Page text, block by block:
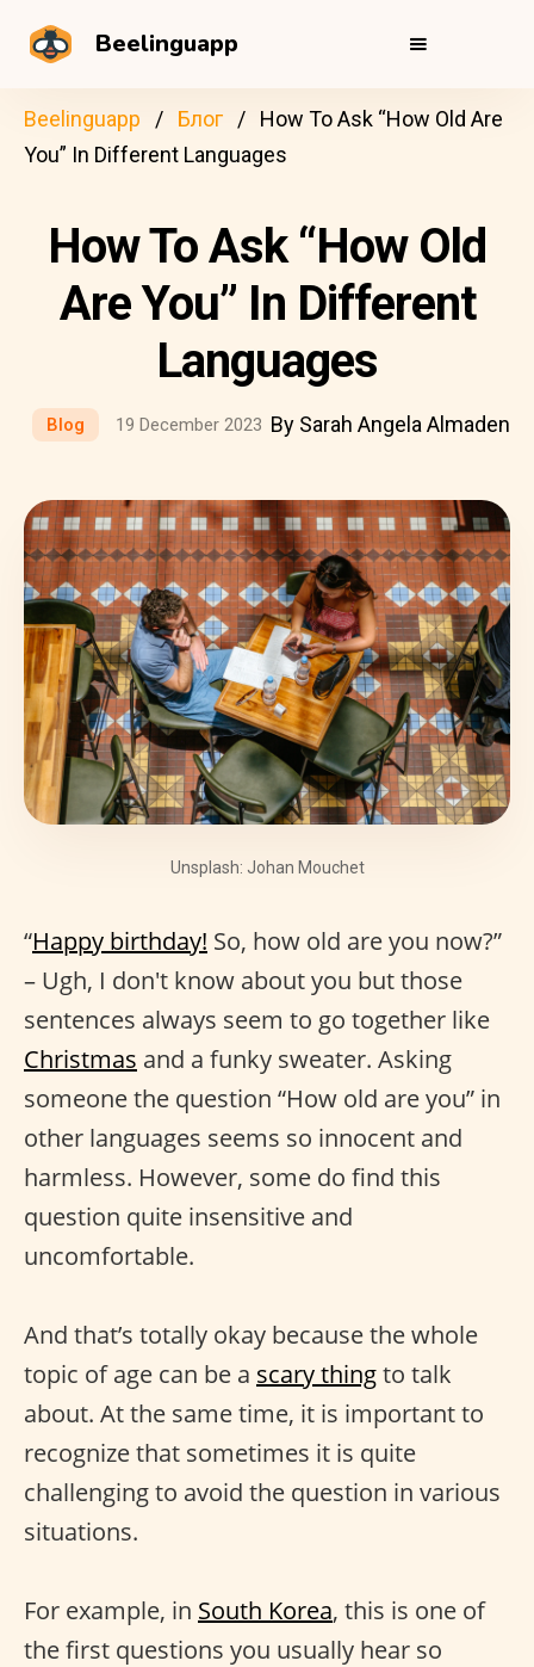
Beelinguapp
Beelinguapp Блог
How To Ask “How Old Are
You” In Different Languages
How To Ask “How Old
Are You” In Different
Languages
Blog 19 December 2023 By Sarah Angela Almaden
Unsplash: Johan Mouchet
“Happy birthday! So, how old are you now?”
– Ugh, I don't know about you but those
sentences always seem to go together like
Christmas and a funky sweater. Asking
someone the question “How old are you” in
other languages seems so innocent and
harmless. However, some do find this
question quite insensitive and
uncomfortable.
And that’s totally okay because the whole
topic of age can be a scary thingto talk
about. At the same time, it is important to
recognize that sometimes it is quite
challenging to avoid the question in various
situations.
For example, in South Korea, this is one of
the first questions you usually hear so